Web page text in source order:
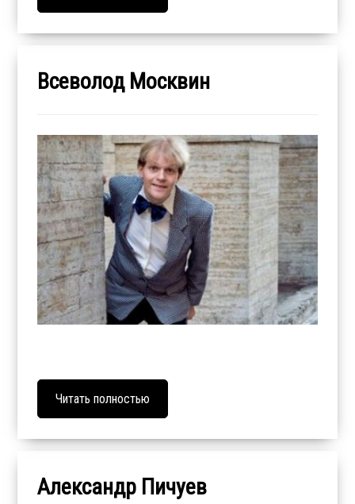
Всеволод Москвин
Читать полностью
Александр Пичуев